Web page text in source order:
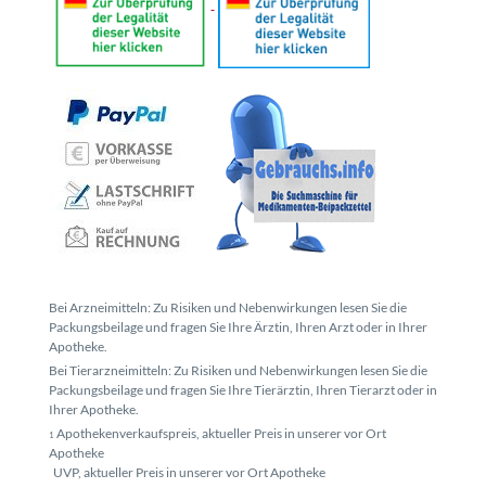
Bei Arzneimitteln: Zu Risiken und Nebenwirkungen lesen Sie die
Packungsbeilage und fragen Sie Ihre Ärztin, Ihren Arzt oder in Ihrer
Apotheke.
Bei Tierarzneimitteln: Zu Risiken und Nebenwirkungen lesen Sie die
Packungsbeilage und fragen Sie Ihre Tierärztin, Ihren Tierarzt oder in
Ihrer Apotheke.
1 Apothekenverkaufspreis, aktueller Preis in unserer vor Ort
Apotheke
UVP, aktueller Preis in unserer vor Ort Apotheke